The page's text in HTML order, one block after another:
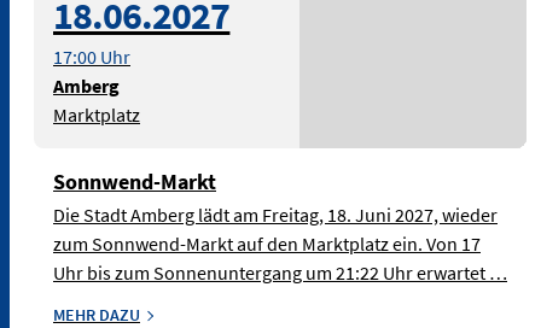
18.06.2027
17:00 Uhr
Amberg
Marktplatz
Sonnwend-Markt
Die Stadt Amberg lädt am Freitag, 18. Juni 2027, wieder
zum Sonnwend-Markt auf den Marktplatz ein. Von 17
Uhr bis zum Sonnenuntergang um 21:22 Uhr erwartet …
MEHR DAZU